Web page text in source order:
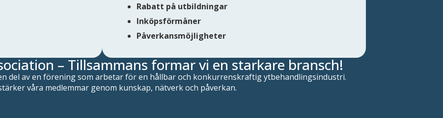
Rabatt på utbildningar
Inköpsförmåner
Påverkansmöjligheter
– Tillsammans formar vi en starkare bransch!
del av en förening som arbetar för en hållbar och konkurrenskraftig ytbehandlingsindustri.
våra medlemmar genom kunskap, nätverk och påverkan.